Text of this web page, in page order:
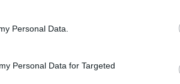
Personal Data.
Personal Data for Targeted